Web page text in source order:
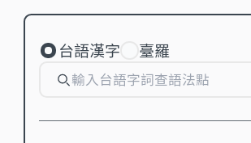
台語漢字 臺羅